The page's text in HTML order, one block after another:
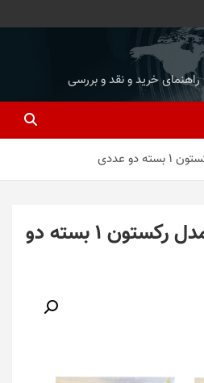
راهنمای خرید و نقد و بررسی
عددی
رویه راکت لوکی مدل رکستون 1 بسته دو